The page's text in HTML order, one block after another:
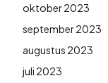
oktober 2023
september 2023
augustus 2023
juli 2023